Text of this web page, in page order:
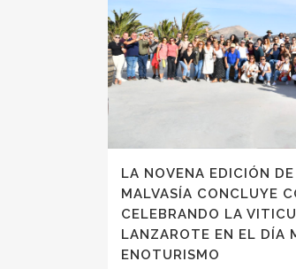
LA NOVENA EDICIÓN
MALVASÍA CONCLUYE
CELEBRANDO LA
LANZAROTE EN EL DÍA
ENOTURISMO